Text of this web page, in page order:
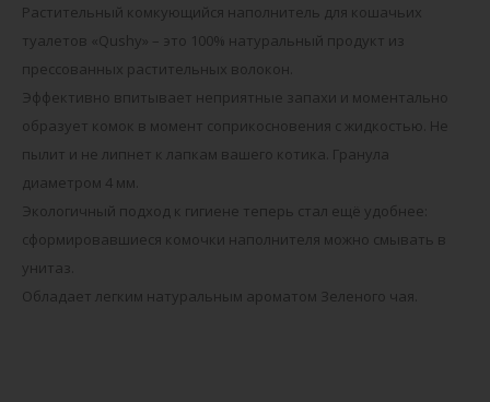
Растительный комкующийся наполнитель для кошачьих
туалетов «Qushy» – это 100% натуральный продукт из
прессованных растительных волокон.
Эффективно впитывает неприятные запахи и моментально
образует комок в момент соприкосновения с жидкостью. Не
пылит и не липнет к лапкам вашего котика. Гранула
диаметром 4 мм.
Экологичный подход к гигиене теперь стал ещё удобнее:
сформировавшиеся комочки наполнителя можно смывать в
унитаз.
Обладает легким натуральным ароматом Зеленого чая.